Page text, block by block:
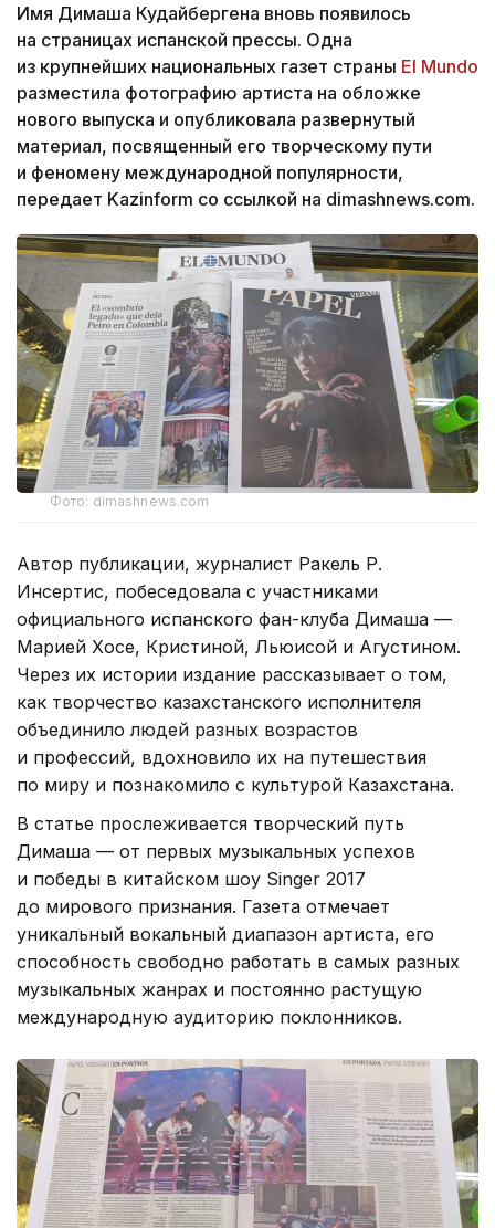
Имя Димаша Кудайбергена вновь появилось
на страницах испанской прессы. Одна
из крупнейших национальных газет страны El Mundo
разместила фотографию артиста на обложке
нового выпуска и опубликовала развернутый
материал, посвященный его творческому пути
и феномену международной популярности,
передает Kazinform со ссылкой на dimashnews.com.
Фото: dimashnews.com
Автор публикации, журналист Ракель Р.
Инсертис, побеседовала с участниками
официального испанского фан-клуба Димаша —
Марией Хосе, Кристиной, Льюисой и Агустином.
Через их истории издание рассказывает о том,
как творчество казахстанского исполнителя
объединило людей разных возрастов
и профессий, вдохновило их на путешествия
по миру и познакомило с культурой Казахстана.
В статье прослеживается творческий путь
Димаша — от первых музыкальных успехов
и победы в китайском шоу Singer 2017
до мирового признания. Газета отмечает
уникальный вокальный диапазон артиста, его
способность свободно работать в самых разных
музыкальных жанрах и постоянно растущую
международную аудиторию поклонников.